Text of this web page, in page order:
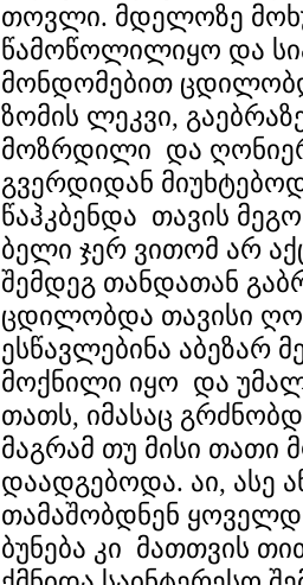
თოვლი. მდელოზე
წამოწოლილიყო და
მონდომებით
ზომის ლეკვი,
მოზრდილი და
გვერდიდან
წაჰკბენდა თავის
ბელი ჯერ ვითომ არ
შემდეგ თანდათან
ცდილობდა თავისი
ესწავლებინა აბეზარ
მოქნილი იყო და
თათს, იმასაც
მაგრამ თუ მისი თათი
დაადგებოდა. აი, ასე
თამაშობდნენ
ბუნება კი მათთვის